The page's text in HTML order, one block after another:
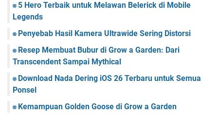
5 Hero Terbaik untuk Melawan Belerick di Mobile
Legends
Penyebab Hasil Kamera Ultrawide Sering Distorsi
Resep Membuat Bubur di Grow a Garden: Dari
Transcendent Sampai Mythical
Download Nada Dering iOS 26 Terbaru untuk Semua
Ponsel
Kemampuan Golden Goose di Grow a Garden